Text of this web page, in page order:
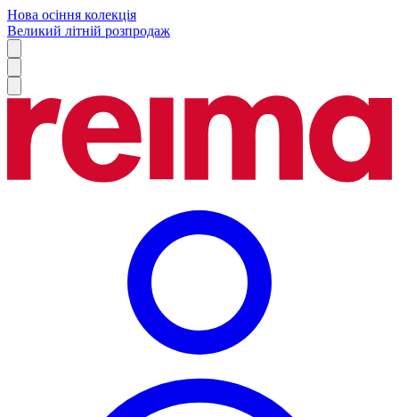
Нова осіння колекція
Великий літній розпродаж